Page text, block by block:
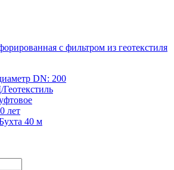
с фильтром из геотекстиля
DN: 200
лет
40 м